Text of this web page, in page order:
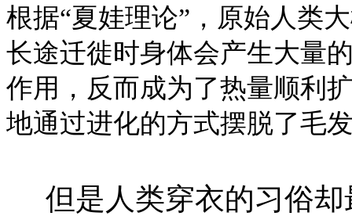
根据“夏娃理论”，原始人类
长途迁徙时身体会产生大量
作用，反而成为了热量顺利
地通过进化的方式摆脱了毛
但是人类穿衣的习俗却